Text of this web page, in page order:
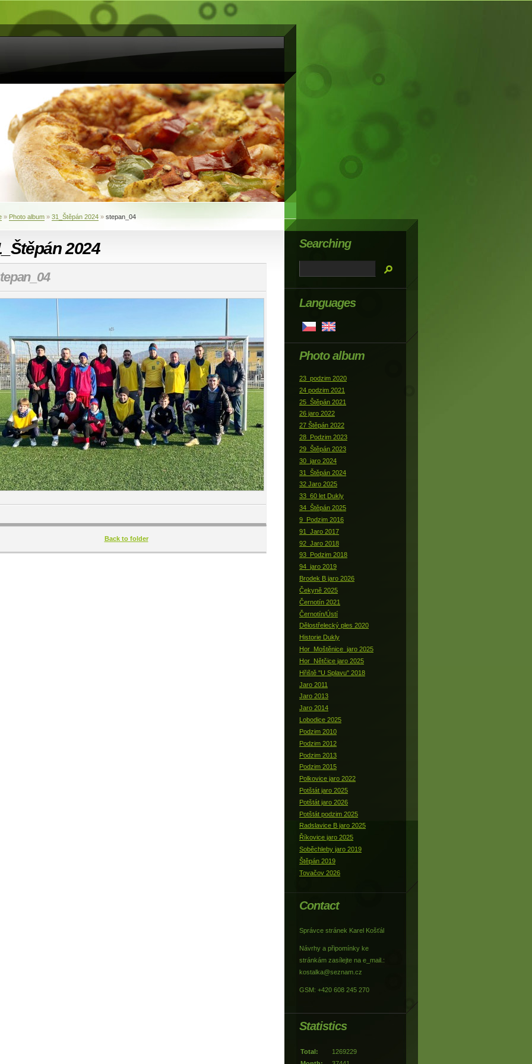
» Photo album » 31_Štěpán 2024 » stepan_04
2024
Back to folder
Languages
Photo album
23_podzim 2020
24 podzim 2021
25_Štěpán 2021
26 jaro 2022
27 Štěpán 2022
28_Podzim 2023
29_Štěpán 2023
30_jaro 2024
31_Štěpán 2024
32 Jaro 2025
33_60 let Dukly
34_Štěpán 2025
9_Podzim 2016
91_Jaro 2017
92_Jaro 2018
93_Podzim 2018
94_jaro 2019
Brodek B jaro 2026
Čekyně 2025
Černotín 2021
Černotín/Ústí
Dělostřelecký ples 2020
Historie Dukly
Hor_Moštěnice_jaro 2025
Hor_Nětčice jaro 2025
Hřiště "U Splavu" 2018
Jaro 2011
Jaro 2013
Jaro 2014
Lobodice 2025
Podzim 2010
Podzim 2012
Podzim 2013
Podzim 2015
Polkovice jaro 2022
Potštát jaro 2025
Potštát jaro 2026
Potštát podzim 2025
Radslavice B jaro 2025
Říkovice jaro 2025
Soběchleby jaro 2019
Štěpán 2019
Tovačov 2026
Contact
Správce stránek Karel Košťál
Návrhy a připomínky ke
stránkám zasílejte na e_mail.:
kostalka@seznam.cz
GSM: +420 608 245 270
Searching
Statistics
Total:
1269229